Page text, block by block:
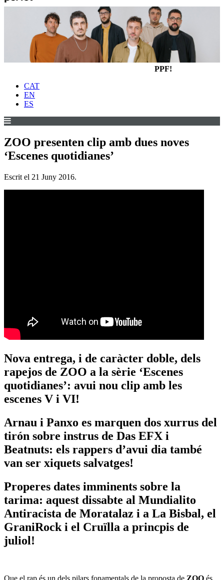
PPF!
CAT
EN
ES
ZOO presenten clip amb dues noves
‘Escenes quotidianes’
Escrit el 21 Juny 2016.
Nova entrega, i de caràcter doble, dels
rapejos de ZOO a la sèrie ‘Escenes
quotidianes’: avui nou clip amb les
escenes V i VI!
Arnau i Panxo es marquen dos xurrus del
tirón sobre instrus de Das EFX i
Beatnuts: els rappers d’avui dia també
van ser xiquets salvatges!
Properes dates imminents sobre la
tarima: aquest dissabte al Mundialito
Antiracista de Moratalaz i a La Bisbal, el
GraniRock i el Cruïlla a princpis de
juliol!